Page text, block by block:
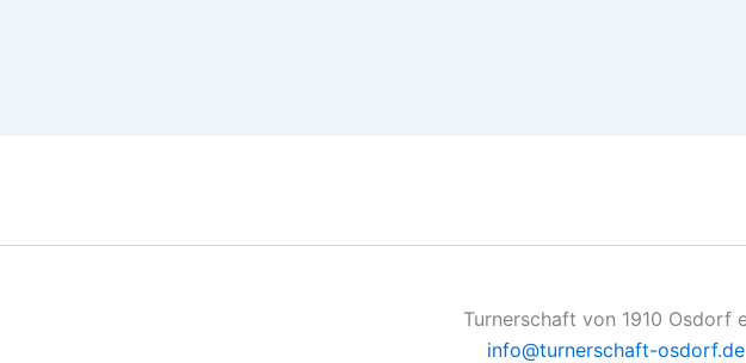
Turnerschaft von 1910 Osdorf
info@turnerschaft-osdorf.de